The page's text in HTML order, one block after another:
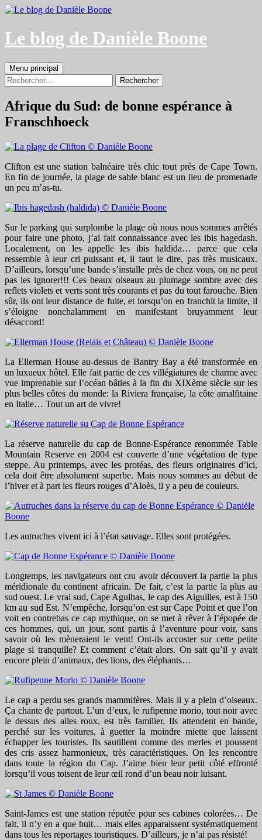
Aller
contenu
Le blog de Danièle Boone
Recherche
Menu principal
Rechercher :
Afrique du Sud: de bonne espérance à
Franschhoeck
Clifton est une station balnéaire très chic tout près de Cape Town.
En fin de journée, la plage de sable blanc est un lieu de promenade
un peu m’as-tu.
Sur le parking qui surplombe la plage où nous nous sommes arrêtés
pour faire une photo, j’ai fait connaissance avec les ibis hagedash.
Localement, on les appelle les ibis haldida… parce que cela
ressemble à leur cri puissant et, il faut le dire, pas très musicaux.
D’ailleurs, lorsqu’une bande s’installe près de chez vous, on ne peut
pas les ignorer!!! Ces beaux oiseaux au plumage sombre avec des
reflets violets et verts sont très courants et pas du tout farouche. Bien
sûr, ils ont leur distance de fuite, et lorsqu’on en franchit la limite, il
s’éloigne nonchalamment en manifestant bruyamment leur
désaccord!
La Ellerman House au-dessus de Bantry Bay a été transformée en
un luxueux hôtel. Elle fait partie de ces villégiatures de charme avec
vue imprenable sur l’océan bâties à la fin du XIXème siècle sur les
plus belles côtes du monde: la Riviera française, la côte amalfitaine
en Italie… Tout un art de vivre!
La réserve naturelle du cap de Bonne-Espérance renommée Table
Mountain Reserve en 2004 est couverte d’une végétation de type
steppe. Au printemps, avec les protéas, des fleurs originaires d’ici,
cela doit être absolument superbe. Mais nous sommes au début de
l’hiver et à part les fleurs rouges d’Aloès, il y a peu de couleurs.
Les autruches vivent ici à l’état sauvage. Elles sont protégées.
Longtemps, les navigateurs ont cru avoir découvert la partie la plus
méridionale du continent africain. De fait, c’est la partie la plus au
sud ouest. Le vrai sud, Cape Agulhas, le cap des Aiguilles, est à 150
km au sud Est. N’empêche, lorsqu’on est sur Cape Point et que l’on
voit en contrebas ce cap mythique, on se met à rêver à l’épopée de
ces hommes, qui, un jour, sont partis à l’aventure pour voir, sans
savoir où les mèneraient le vent! Ont-ils accoster sur cette petite
plage si tranquille? Et comment c’était alors. On sait qu’il y avait
encore plein d’animaux, des lions, des éléphants…
Le cap a perdu ses grands mammifères. Mais il y a plein d’oiseaux.
Ça chante de partout. L’un d’eux, le rufipenne morio, tout noir avec
le dessus des ailes roux, est très familier. Ils attendent en bande,
perché sur les voitures, à guetter la moindre miette que laissent
échapper les touristes. Ils sautillent comme des merles et poussent
des cris assez harmonieux, très caractéristiques. On les rencontre
dans toute la région du Cap. J’aime bien leur petit côté effronté
lorsqu’il vous toisent de leur œil rond d’un beau noir luisant.
Saint-James est une station réputée pour ses cabines colorées… De
fait, il n’y en a que huit… mais elles apparaissent systématiquement
dans tous les reportages touristiques. D’ailleurs, je n’ai pas résisté!